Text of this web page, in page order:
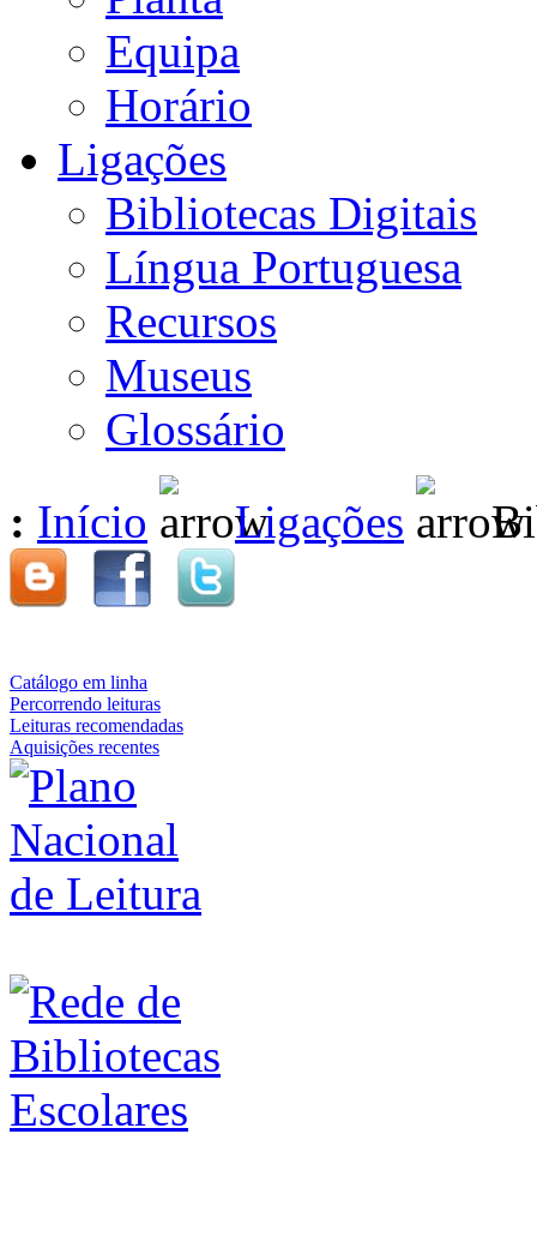
Equipa
Horário
Ligações
Bibliotecas Digitais
Língua Portuguesa
Recursos
Museus
Glossário
: Início Ligações
Catálogo em linha
Percorrendo leituras
Leituras recomendadas
Aquisições recentes